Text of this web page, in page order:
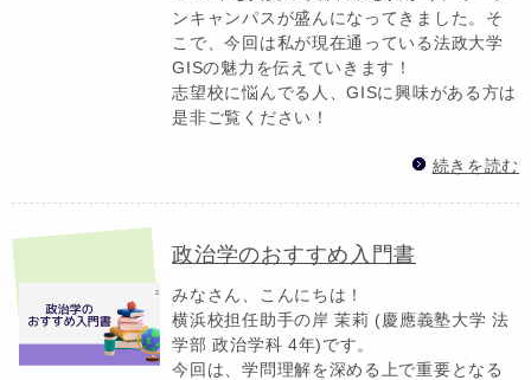
ンキャンパスが盛んになってきました。そ
こで、今回は私が現在通っている法政大学
GISの魅力を伝えていきます！
志望校に悩んでる人、GISに興味がある方は
是非ご覧ください！
続きを読む
政治学のおすすめ入門書
みなさん、こんにちは！
横浜校担任助手の岸 茉莉 (慶應義塾大学 法
学部 政治学科 4年)です。
今回は、学問理解を深める上で重要となる